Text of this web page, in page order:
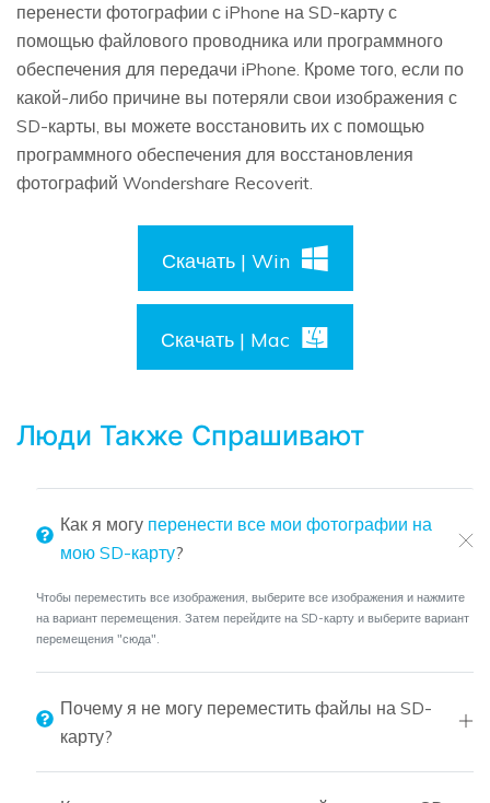
перенести фотографии с iPhone на SD-карту с
помощью файлового проводника или программного
обеспечения для передачи iPhone. Кроме того, если по
какой-либо причине вы потеряли свои изображения с
SD-карты, вы можете восстановить их с помощью
программного обеспечения для восстановления
фотографий Wondershare Recoverit.
Скачать | Win
Скачать | Mac
Люди Также Спрашивают
Как я могу перенести все мои фотографии на
мою SD-карту?
Чтобы переместить все изображения, выберите все изображения и нажмите
на вариант перемещения. Затем перейдите на SD-карту и выберите вариант
перемещения "сюда".
Почему я не могу переместить файлы на SD-
карту?